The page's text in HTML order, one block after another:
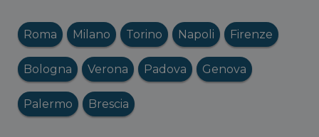
Roma Milano Torino Napoli Firenze
Bologna Verona Padova Genova
Palermo Brescia